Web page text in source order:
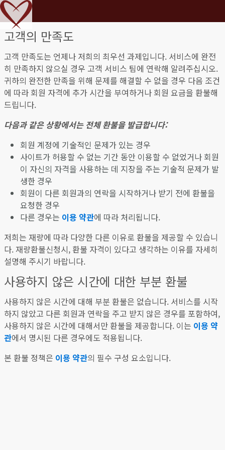
고객의 만족도
고객 만족도는 언제나 저희의 최우선 과제입니다. 서비스에 완전
히 만족하지 않으실 경우 고객 서비스 팀에 연락해 알려주십시오.
귀하의 완전한 만족을 위해 문제를 해결할 수 없을 경우 다음 조건
에 따라 회원 자격에 추가 시간을 부여하거나 회원 요금을 환불해
드립니다.
다음과 같은 상황에서는 전체 환불을 발급합니다:
회원 계정에 기술적인 문제가 있는 경우
사이트가 허용할 수 없는 기간 동안 이용할 수 없었거나 회원
이 자신의 자격을 사용하는 데 지장을 주는 기술적 문제가 발
생한 경우
회원이 다른 회원과의 연락을 시작하거나 받기 전에 환불을
요청한 경우
다른 경우는 이용 약관에 따라 처리됩니다.
저희는 재량에 따라 다양한 다른 이유로 환불을 제공할 수 있습니
다. 재량환불신청시, 환불 자격이 있다고 생각하는 이유를 자세히
설명해 주시기 바랍니다.
사용하지 않은 시간에 대한 부분 환불
사용하지 않은 시간에 대해 부분 환불은 없습니다. 서비스를 시작
하지 않았고 다른 회원과 연락을 주고 받지 않은 경우를 포함하여,
사용하지 않은 시간에 대해서만 환불을 제공합니다. 이는 이용 약
관에서 명시된 다른 경우에도 적용됩니다.
본 환불 정책은 이용 약관의 필수 구성 요소입니다.